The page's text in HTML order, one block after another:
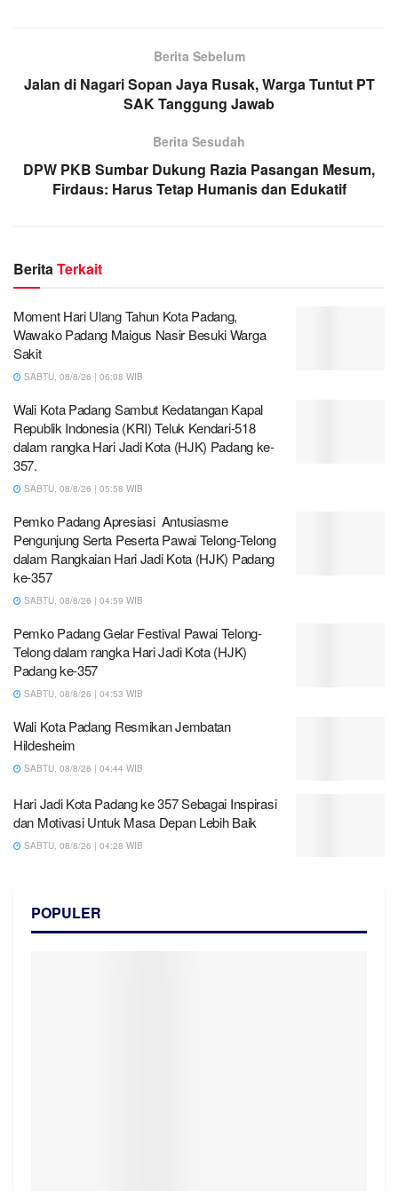
Berita Sebelum
Jalan di Nagari Sopan Jaya Rusak, Warga Tuntut PT
SAK Tanggung Jawab
Berita Sesudah
DPW PKB Sumbar Dukung Razia Pasangan Mesum,
Firdaus: Harus Tetap Humanis dan Edukatif
BeritaTerkait
Moment Hari Ulang Tahun Kota Padang,
Wawako Padang Maigus Nasir Besuki Warga
Sakit
SABTU, 08/8/26 | 06:08 WIB
Wali Kota Padang Sambut Kedatangan Kapal
Republik Indonesia (KRI) Teluk Kendari-518
dalam rangka Hari Jadi Kota (HJK) Padang ke-
357.
SABTU, 08/8/26 | 05:58 WIB
Pemko Padang Apresiasi Antusiasme
Pengunjung Serta Peserta Pawai Telong-Telong
dalam Rangkaian Hari Jadi Kota (HJK) Padang
ke-357
SABTU, 08/8/26 | 04:59 WIB
Pemko Padang Gelar Festival Pawai Telong-
Telong dalam rangka Hari Jadi Kota (HJK)
Padang ke-357
SABTU, 08/8/26 | 04:53 WIB
Wali Kota Padang Resmikan Jembatan
Hildesheim
SABTU, 08/8/26 | 04:44 WIB
Hari Jadi Kota Padang ke 357 Sebagai Inspirasi
dan Motivasi Untuk Masa Depan Lebih Baik
SABTU, 08/8/26 | 04:28 WIB
POPULER